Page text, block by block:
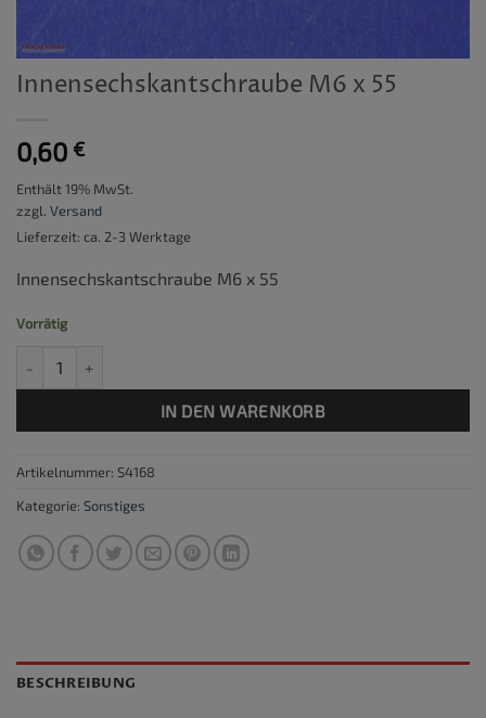
Innensechskantschraube M6 x 55
0,60 €
Enthält 19% MwSt.
zzgl. Versand
Lieferzeit: ca. 2-3 Werktage
Innensechskantschraube M6 x 55
Vorrätig
IN DEN WARENKORB
Artikelnummer: S4168
Kategorie: Sonstiges
BESCHREIBUNG